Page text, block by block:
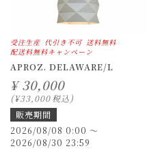
受注生産 代引き不可 送料無料
配送料無料キャンペーン
APROZ. DELAWARE/L
¥ 30,000
¥33,000税込
販売期間
2026/08/08 0:00 〜
2026/08/30 23:59